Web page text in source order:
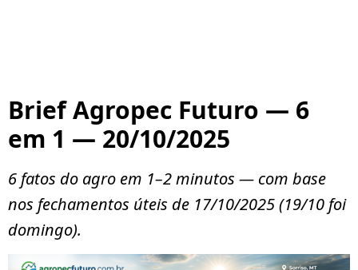
Brief Agropec Futuro — 6
em 1 — 20/10/2025
6 fatos do agro em 1–2 minutos — com base
nos fechamentos úteis de 17/10/2025(19/10 foi
domingo).